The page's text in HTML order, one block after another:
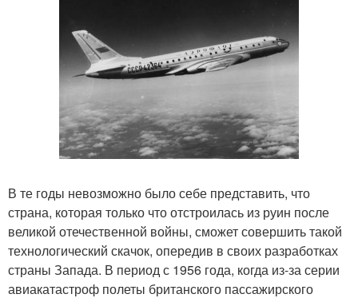
В те годы невозможно было себе представить, что
страна, которая только что отстроилась из руин после
великой отечественной войны, сможет совершить такой
технологический скачок, опередив в своих разработках
страны Запада. В период с 1956 года, когда из-за серии
авиакатастроф полеты британского пассажирского